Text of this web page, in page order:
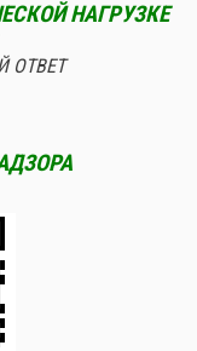
НАГРУЗКЕ
ОТВЕТ